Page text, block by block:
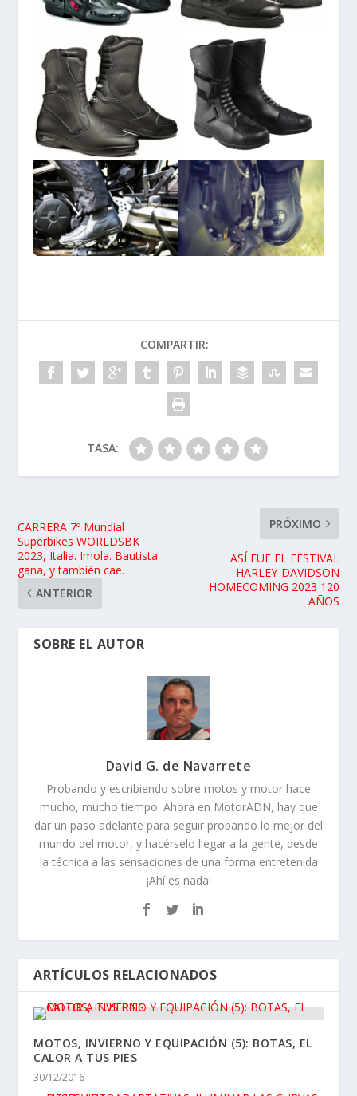
COMPARTIR:
TASA:
CARRERA 7º Mundial
Superbikes WORLDSBK
2023, Italia. Imola. Bautista
gana, y también cae.
ANTERIOR
PRÓXIMO
ASÍ FUE EL FESTIVAL
HARLEY-DAVIDSON
HOMECOMING 2023 120
AÑOS
SOBRE EL AUTOR
David G. de Navarrete
Probando y escribiendo sobre motos y motor hace
mucho, mucho tiempo. Ahora en MotorADN, hay que
dar un paso adelante para seguir probando lo mejor del
mundo del motor, y hacérselo llegar a la gente, desde
la técnica a las sensaciones de una forma entretenida
¡Ahí es nada!
ARTÍCULOS RELACIONADOS
MOTOS, INVIERNO Y EQUIPACIÓN (5): BOTAS, EL
CALOR A TUS PIES
30/12/2016